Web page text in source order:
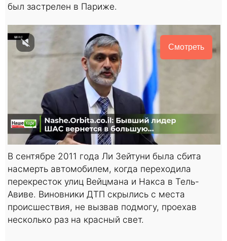
был застрелен в Париже.
Смотреть
В сентябре 2011 года Ли Зейтуни была сбита
насмерть автомобилем, когда переходила
перекресток улиц Вейцмана и Накса в Тель-
Авиве. Виновники ДТП скрылись с места
происшествия, не вызвав подмогу, проехав
несколько раз на красный свет.